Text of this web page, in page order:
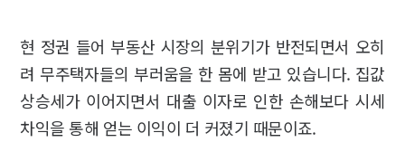
현 정권 들어 부동산 시장의 분위기가 반전되면서 오히
려 무주택자들의 부러움을 한 몸에 받고 있습니다. 집값
상승세가 이어지면서 대출 이자로 인한 손해보다 시세
차익을 통해 얻는 이익이 더 커졌기 때문이죠.